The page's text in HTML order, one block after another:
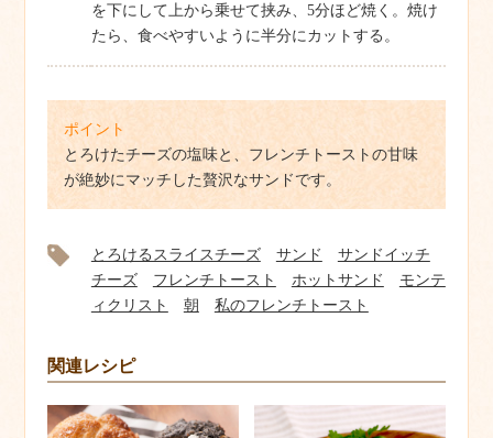
を下にして上から乗せて挟み、5分ほど焼く。焼け
たら、食べやすいように半分にカットする。
ポイント
とろけたチーズの塩味と、フレンチトーストの甘味
が絶妙にマッチした贅沢なサンドです。
とろけるスライスチーズ サンド
サンドイッチ
チーズ
フレンチトースト ホットサンド
モンテ
ィクリスト
朝 私のフレンチトースト
関連レシピ